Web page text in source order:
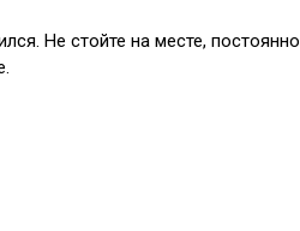
Не стойте на месте,